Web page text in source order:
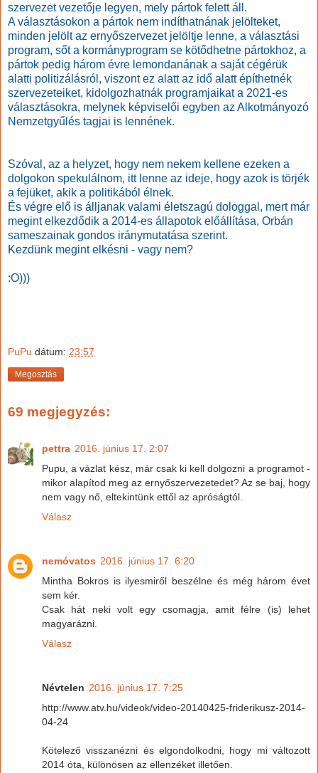
szervezet vezetője legyen, mely pártok felett áll.
A választásokon a pártok nem indíthatnának jelölteket,
minden jelölt az ernyőszervezet jelöltje lenne, a választási
program, sőt a kormányprogram se kötődhetne pártokhoz, a
pártok pedig három évre lemondanának a saját cégérük
alatti politizálásról, viszont ez alatt az idő alatt építhetnék
szervezeteiket, kidolgozhatnák programjaikat a 2021-es
választásokra, melynek képviselői egyben az Alkotmányozó
Nemzetgyűlés tagjai is lennének.
Szóval, az a helyzet, hogy nem nekem kellene ezeken a
dolgokon spekulálnom, itt lenne az ideje, hogy azok is törjék
a fejüket, akik a politikából élnek.
És végre elő is álljanak valami életszagú dologgal, mert már
megint elkezdődik a 2014-es állapotok előállítása, Orbán
sameszainak gondos iránymutatása szerint.
Kezdünk megint elkésni - vagy nem?
:O)))
PuPu dátum: 23:57
Megosztás
69 megjegyzés:
pettra 2016. június 17. 2:07
Pupu, a vázlat kész, már csak ki kell dolgozni a programot -
mikor alapítod meg az ernyőszervezetedet? Az se baj, hogy
nem vagy nő, eltekintünk ettől az apróságtól.
Válasz
nemóvatos 2016. június 17. 6:20
Mintha Bokros is ilyesmiről beszélne és még három évet
sem kér.
Csak hát neki volt egy csomagja, amit félre (is) lehet
magyarázni.
Válasz
Névtelen 2016. június 17. 7:25
http://www.atv.hu/videok/video-20140425-friderikusz-2014-
04-24
Kötelező visszanézni és elgondolkodni, hogy mi változott
2014 óta, különösen az ellenzéket illetően.